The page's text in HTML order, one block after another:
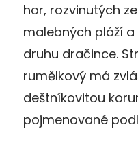
hor, rozvinutých
malebných pláží
druhu dračince.
rumělkový má
deštníkovitou
pojmenované